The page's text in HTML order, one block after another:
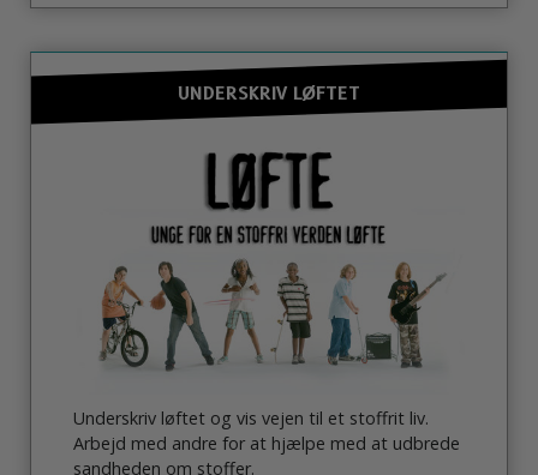
UNDERSKRIV LØFTET
Underskriv løftet og vis vejen til et stoffrit liv.
Arbejd med andre for at hjælpe med at udbrede
sandheden om stoffer.